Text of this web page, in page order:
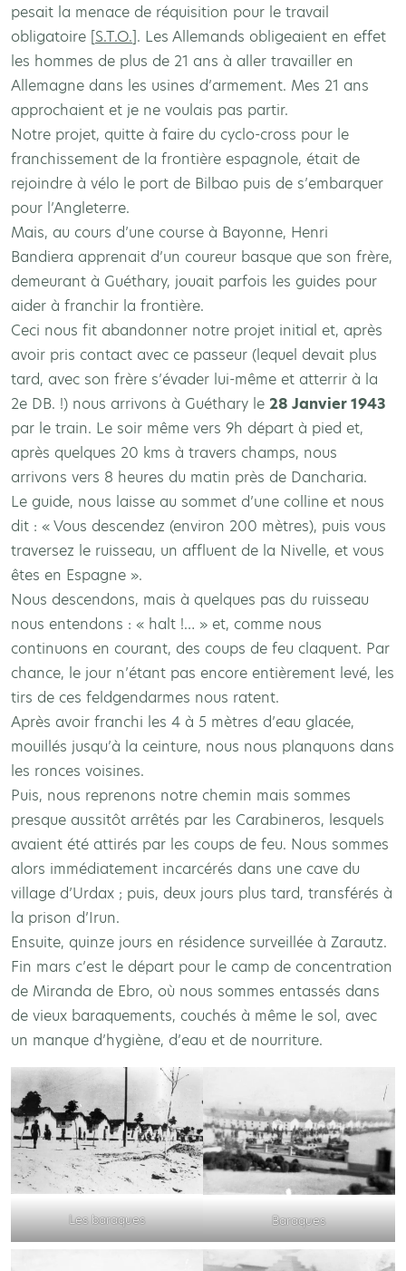
pesait la menace de réquisition pour le travail
obligatoire [S.T.O.]. Les Allemands obligeaient en effet
les hommes de plus de 21 ans à aller travailler en
Allemagne dans les usines d’armement. Mes 21 ans
approchaient et je ne voulais pas partir.
Notre projet, quitte à faire du cyclo-cross pour le
franchissement de la frontière espagnole, était de
rejoindre à vélo le port de Bilbao puis de s’embarquer
pour l’Angleterre.
Mais, au cours d’une course à Bayonne, Henri
Bandiera apprenait d’un coureur basque que son frère,
demeurant à Guéthary, jouait parfois les guides pour
aider à franchir la frontière.
Ceci nous fit abandonner notre projet initial et, après
avoir pris contact avec ce passeur (lequel devait plus
tard, avec son frère s’évader lui-même et atterrir à la
2e DB. !) nous arrivons à Guéthary le 28 Janvier 1943
par le train. Le soir même vers 9h départ à pied et,
après quelques 20 kms à travers champs, nous
arrivons vers 8 heures du matin près de Dancharia.
Le guide, nous laisse au sommet d’une colline et nous
dit : « Vous descendez (environ 200 mètres), puis vous
traversez le ruisseau, un affluent de la Nivelle, et vous
êtes en Espagne ».
Nous descendons, mais à quelques pas du ruisseau
nous entendons : « halt !… » et, comme nous
continuons en courant, des coups de feu claquent. Par
chance, le jour n’étant pas encore entièrement levé, les
tirs de ces feldgendarmes nous ratent.
Après avoir franchi les 4 à 5 mètres d’eau glacée,
mouillés jusqu’à la ceinture, nous nous planquons dans
les ronces voisines.
Puis, nous reprenons notre chemin mais sommes
presque aussitôt arrêtés par les Carabineros, lesquels
avaient été attirés par les coups de feu. Nous sommes
alors immédiatement incarcérés dans une cave du
village d’Urdax ; puis, deux jours plus tard, transférés à
la prison d’Irun.
Ensuite, quinze jours en résidence surveillée à Zarautz.
Fin mars c’est le départ pour le camp de concentration
de Miranda de Ebro, où nous sommes entassés dans
de vieux baraquements, couchés à même le sol, avec
un manque d’hygiène, d’eau et de nourriture.
Les baraques Baraques